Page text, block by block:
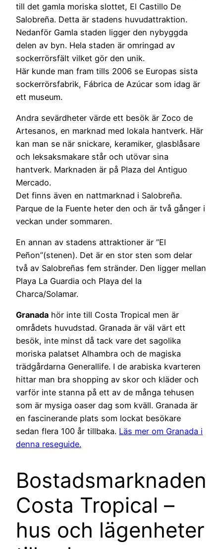
till det gamla moriska slottet, El Castillo De
Salobreña. Detta är stadens huvudattraktion.
Nedanför Gamla staden ligger den nybyggda
delen av byn. Hela staden är omringad av
sockerrörsfält vilket gör den unik.
Här kunde man fram tills 2006 se Europas sista
sockerrörsfabrik, Fábrica de Azúcar som idag är
ett museum.
Andra sevärdheter värde ett besök är Zoco de
Artesanos, en marknad med lokala hantverk. Här
kan man se när snickare, keramiker, glasblåsare
och leksaksmakare står och utövar sina
hantverk. Marknaden är på Plaza del Antiguo
Mercado.
Det finns även en nattmarknad i Salobreña.
Parque de la Fuente heter den och är två gånger i
veckan under sommaren.
En annan av stadens attraktioner är ”El
Peñon”(stenen). Det är en stor sten som delar
två av Salobreñas fem stränder. Den ligger mellan
Playa La Guardia och Playa del la
Charca/Solamar.
Granada hör inte till Costa Tropical men är
områdets huvudstad. Granada är väl värt ett
besök, inte minst då tack vare det sagolika
moriska palatset Alhambra och de magiska
trädgårdarna Generallife. I de arabiska kvarteren
hittar man bra shopping av skor och kläder och
varför inte stanna på ett av de många tehusen
som är mysiga oaser dag som kväll. Granada är
en fascinerande plats som lockat besökare
sedan flera 100 år tillbaka. Läs mer om Granada i
denna reseguide.
Bostadsmarknaden
Costa Tropical –
hus och lägenheter